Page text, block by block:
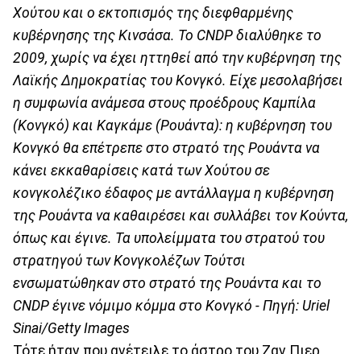
Χούτου και ο εκτοπισμός της διεφθαρμένης
κυβέρνησης της Κινσάσα. Το CNDP διαλύθηκε το
2009, χωρίς να έχει ηττηθεί από την κυβέρνηση της
Λαϊκής Δημοκρατίας του Κονγκό. Είχε μεσολαβήσει
η συμφωνία ανάμεσα στους προέδρους Καμπίλα
(Κονγκό) και Καγκάμε (Ρουάντα): η κυβέρνηση του
Κονγκό θα επέτρεπε στο στρατό της Ρουάντα να
κάνει εκκαθαρίσεις κατά των Χούτου σε
κονγκολέζικο έδαφος με αντάλλαγμα η κυβέρνηση
της Ρουάντα να καθαιρέσει και συλλάβει τον Κούντα,
όπως και έγινε. Τα υπολείμματα του στρατού του
στρατηγού των Κονγκολέζων Τούτσι
ενσωματώθηκαν στο στρατό της Ρουάντα και το
CNDP έγινε νόμιμο κόμμα στο Κονγκό - Πηγή: Uriel
Sinai/Getty Images